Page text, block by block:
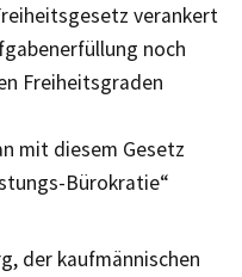
verankert
noch
Freiheitsgraden
mit diesem Gesetz
Bürokratie“
der kaufmännischen